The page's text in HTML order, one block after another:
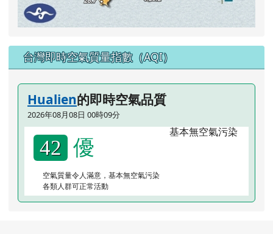
台灣即時空氣質量指數（AQI）
Hualien的即時空氣品質
2026年08月08日 00時09分
42 優
空氣質量令人滿意，基本無空氣污染
各類人群可正常活動